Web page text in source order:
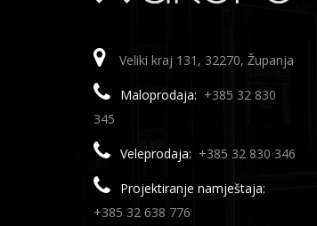
Veliki kraj 131, 32270, Županja
Maloprodaja: +385 32 830
345
Veleprodaja: +385 32 830 346
Projektiranje namještaja:
+385 32 638 776